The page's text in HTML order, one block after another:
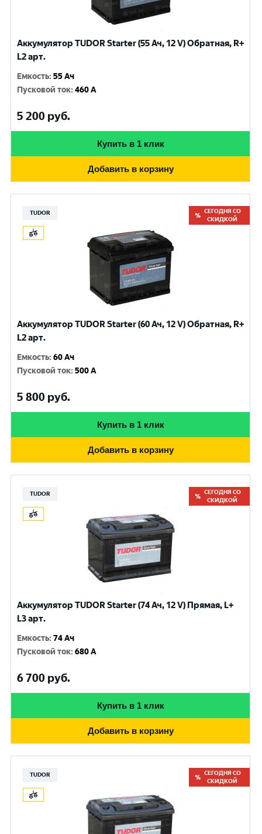
Аккумулятор TUDOR Starter (55 Ач, 12 V) Обратная, R+
L2 арт.
Емкость:55 Ач
Пусковой ток:460 A
5 200 руб.
Купить в 1 клик
Добавить в корзину
TUDOR
СЕГОДНЯ СО
СКИДКОЙ
Аккумулятор TUDOR Starter (60 Ач, 12 V) Обратная, R+
L2 арт.
Емкость:60 Ач
Пусковой ток:500 A
5 800 руб.
Купить в 1 клик
Добавить в корзину
TUDOR
СЕГОДНЯ СО
СКИДКОЙ
Аккумулятор TUDOR Starter (74 Ач, 12 V) Прямая, L+
L3 арт.
Емкость:74 Ач
Пусковой ток:680 A
6 700 руб.
Купить в 1 клик
Добавить в корзину
TUDOR
СЕГОДНЯ СО
СКИДКОЙ